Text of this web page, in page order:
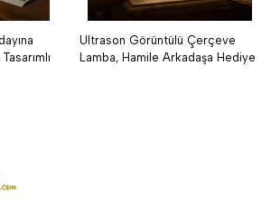
Ultrason Görüntülü Çerçeve
Lamba, Hamile Arkadaşa Hediye